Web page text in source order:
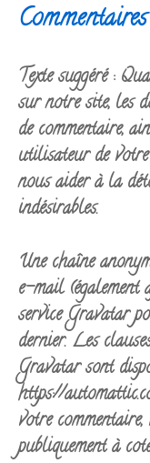
Commentaires
Texte suggéré :
sur notre site, les
de commentaire,
utilisateur de
nous aider à la
indésirables.
Une chaîne
e-mail (également
service Gravatar
dernier. Les
Gravatar sont
https://
votre
publiquement à